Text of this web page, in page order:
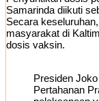
Samarinda diikuti
Secara
masyarakat di
dosis vaksin.
Presiden
Pertahanan